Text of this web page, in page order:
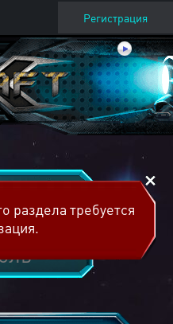
Регистрация
раздела требуется